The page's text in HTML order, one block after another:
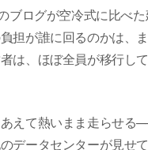
ブログが空冷式に比べ
担が誰に回るのかは、
は、ほぼ全員が移行し
えて熱いまま走らせ
データセンターが見せ